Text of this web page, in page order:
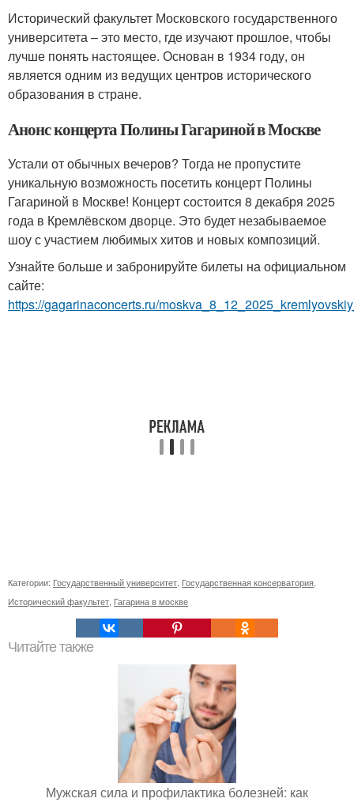
Исторический факультет Московского государственного
университета – это место, где изучают прошлое, чтобы
лучше понять настоящее. Основан в 1934 году, он
является одним из ведущих центров исторического
образования в стране.
Анонс концерта Полины Гагариной в Москве
Устали от обычных вечеров? Тогда не пропустите
уникальную возможность посетить концерт Полины
Гагариной в Москве! Концерт состоится 8 декабря 2025
года в Кремлёвском дворце. Это будет незабываемое
шоу с участием любимых хитов и новых композиций.
Узнайте больше и забронируйте билеты на официальном
сайте:
https://gagarinaconcerts.ru/
Категории: Государственный университет Государственная консерватория
Исторический факультет Гагарина в москве
Читайте также
Мужская сила и профилактика болезней: как